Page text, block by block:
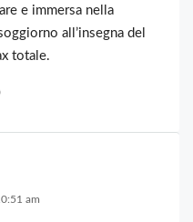
e immersa nella
all’insegna del
totale.
am